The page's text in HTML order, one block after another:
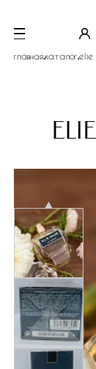
главная.каталог.elie